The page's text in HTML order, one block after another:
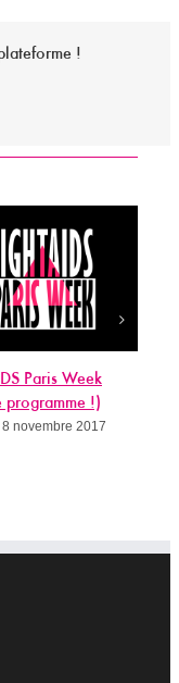
!
Paris Week
programme !)
novembre 2017